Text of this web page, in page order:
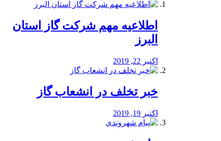
️اطلاعیه مهم شرکت گاز استان
البرز
اکتبر 22, 2019
خبر تخلف در انشعاب گاز
اکتبر 19, 2019